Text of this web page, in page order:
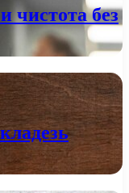
чистота без